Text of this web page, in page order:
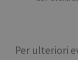
Per ulteriori